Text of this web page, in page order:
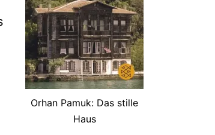
Orhan Pamuk: Das stille
Haus